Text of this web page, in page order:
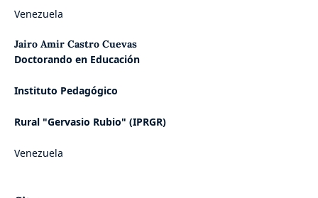
Venezuela
Jairo Amir Castro Cuevas
Doctorando en Educación
Instituto Pedagógico
Rural "Gervasio Rubio" (IPRGR)
Venezuela